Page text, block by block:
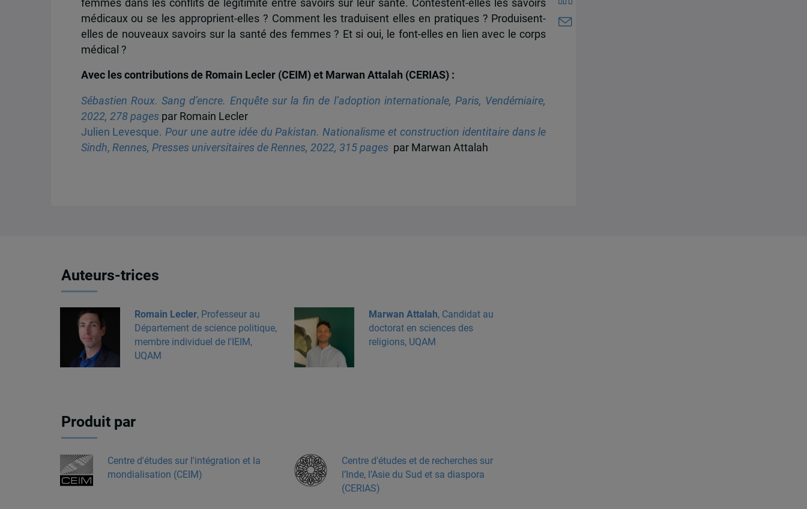
femmes dans les conflits de légitimité entre savoirs sur leur santé. Contestent-elles les savoirs
médicaux ou se les approprient-elles ? Comment les traduisent elles en pratiques ? Produisent-
elles de nouveaux savoirs sur la santé des femmes ? Et si oui, le font-elles en lien avec le corps
médical ?
Avec les contributions de Romain Lecler (CEIM) et Marwan Attalah (CERIAS) :
Sébastien Roux. Sang d’encre. Enquête sur la fin de l’adoption internationale, Paris, Vendémiaire,
2022, 278 pages par Romain Lecler
Julien Levesque.Pour une autre idée du Pakistan. Nationalisme et construction identitairedans le
Sindh, Rennes, Presses universitaires de Rennes, 2022, 315 pages par Marwan Attalah
Auteurs-trices
Romain Lecler, Professeur au
Département de science politique,
membre individuel de l'IEIM,
UQAM
Marwan Attalah, Candidat au
doctorat en sciences des
religions, UQAM
Produit par
Centre d'études sur l'intégration et la
mondialisation (CEIM)
Centre d'études et de recherches sur
l’Inde, l’Asie du Sud et sa diaspora
(CERIAS)